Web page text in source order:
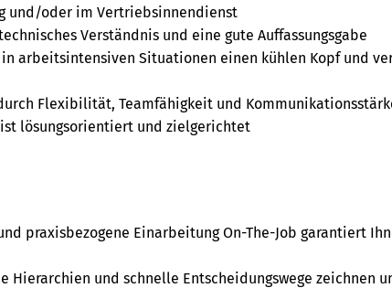
und/oder im Vertriebsinnendienst
Verständnis und eine gute Auffassungsgabe
arbeitsintensiven Situationen einen kühlen Kopf und
Flexibilität, Teamfähigkeit und
lösungsorientiert und zielgerichtet
praxisbezogene Einarbeitung On-The-Job garantiert
Hierarchien und schnelle Entscheidungswege zeichnen